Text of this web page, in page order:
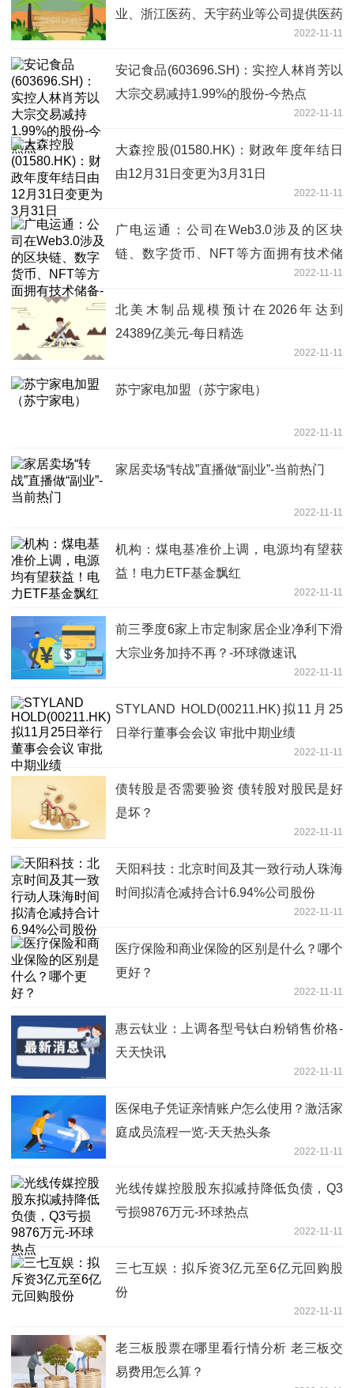
业、浙江医药、天宇药业等公司提供医药
2022-11-11
安记食品(603696.SH)：实控人林肖芳以
大宗交易减持1.99%的股份-今热点
2022-11-11
大森控股(01580.HK)：财政年度年结日
由12月31日变更为3月31日
2022-11-11
广电运通：公司在Web3.0涉及的区块
链、数字货币、NFT等方面拥有技术储
2022-11-11
北美木制品规模预计在2026年达到
24389亿美元-每日精选
2022-11-11
苏宁家电加盟（苏宁家电）
2022-11-11
家居卖场“转战”直播做“副业”-当前热门
2022-11-11
机构：煤电基准价上调，电源均有望获
益！电力ETF基金飘红
2022-11-11
前三季度6家上市定制家居企业净利下滑
大宗业务加持不再？-环球微速讯
2022-11-11
STYLAND HOLD(00211.HK)拟11月25
日举行董事会会议 审批中期业绩
2022-11-11
债转股是否需要验资 债转股对股民是好
是坏？
2022-11-11
天阳科技：北京时间及其一致行动人珠海
时间拟清仓减持合计6.94%公司股份
2022-11-11
医疗保险和商业保险的区别是什么？哪个
更好？
2022-11-11
惠云钛业：上调各型号钛白粉销售价格-
天天快讯
2022-11-11
医保电子凭证亲情账户怎么使用？激活家
庭成员流程一览-天天热头条
2022-11-11
光线传媒控股股东拟减持降低负债，Q3
亏损9876万元-环球热点
2022-11-11
三七互娱：拟斥资3亿元至6亿元回购股
份
2022-11-11
老三板股票在哪里看行情分析 老三板交
易费用怎么算？